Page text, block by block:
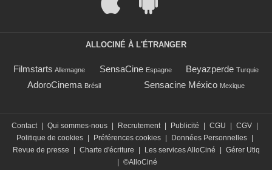
ALLOCINÉ À L'ÉTRANGER
Filmstarts Allemagne SensaCine Espagne Beyazperde Turquie
AdoroCinema Brésil Sensacine México Mexique
Contact Qui sommes-nous Recrutement Publicité CGU CGV
Politique de cookies
Préférences cookies Données Personnelles
Revue de presse
Charte d'écriture Les services AlloCiné
Gérer Utiq
©AlloCiné